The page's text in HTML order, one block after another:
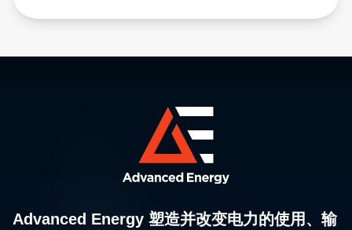
Advanced Energy 塑造并改变电力的使用、输